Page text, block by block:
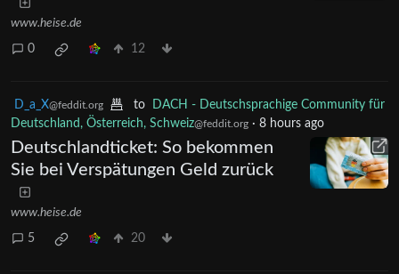
www.heise.de
0 12
D_a_X@feddit.org to
DACH - Deutschsprachige Community für
Deutschland, Österreich, Schweiz@feddit.org · 8 hours ago
Deutschlandticket: So bekommen
Sie bei Verspätungen Geld zurück
www.heise.de
5 20